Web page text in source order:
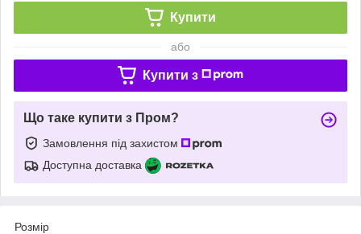
Купити
або
Купити з
Що таке купити з Пром?
Замовлення під захистом
Доступна доставка
Розмір